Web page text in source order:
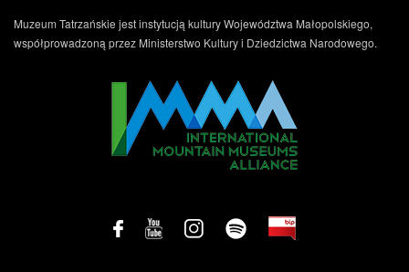
Muzeum Tatrzańskie jest instytucją kultury Województwa Małopolskiego,
współprowadzoną przez Ministerstwo Kultury i Dziedzictwa Narodowego.
.